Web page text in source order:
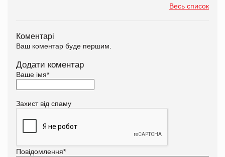
Весь список
Коментарі
Ваш коментар буде першим.
Додати коментар
Ваше імя*
Захист від спаму
Повідомлення*